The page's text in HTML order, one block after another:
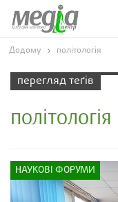
Додому політологія
перегляд теґів
політологія
НАУКОВІ ФОРУМИ